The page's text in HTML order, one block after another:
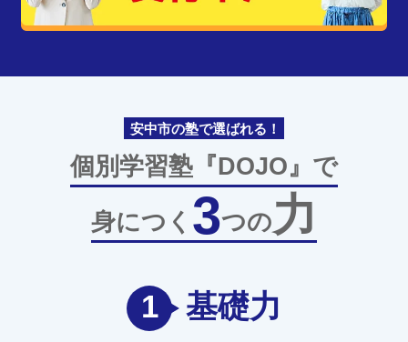
安中市の塾で選ばれる！
個別学習塾『DOJO』で
身につく 3つの力
1 基礎力